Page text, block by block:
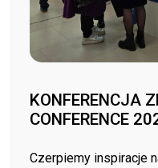
KONFERENCJA
CONFERENCE
Czerpiemy inspiracje